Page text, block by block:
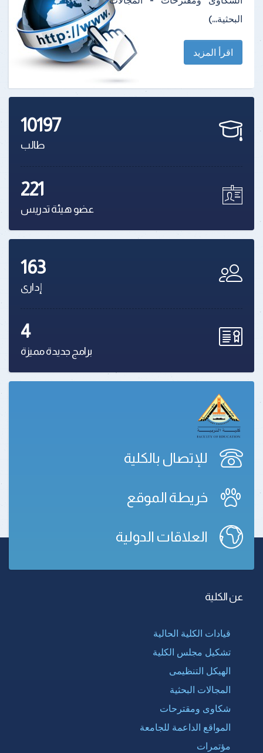
البحثية...)
اقرأ المزيد
10197
طالب
221
عضو هيئة تدريس
163
إدارى
4
برامج جديدة مميزة
للإتصال بالكلية
خريطة الموقع
العلاقات الدولية
عن الكلية
قيادات الكلية الحالية
تشكيل مجلس الكلية
الهيكل التنظيمى
المجالات البحثية
شكاوى ومقترحات
المواقع الداعمة للجامعة
مؤتمرات